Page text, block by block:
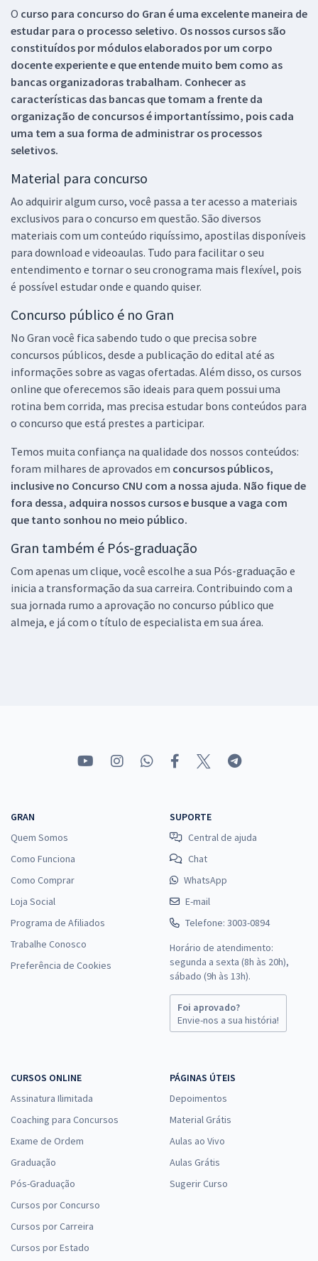
O curso para concurso do Gran é uma excelente maneira de
estudar para o processo seletivo. Os nossos cursos são
constituídos por módulos elaborados por um corpo
docente experiente e que entende muito bem como as
bancas organizadoras trabalham. Conhecer as
características das bancas que tomam a frente da
organização de concursos é importantíssimo, pois cada
uma tem a sua forma de administrar os processos
seletivos.
Material para concurso
Ao adquirir algum curso, você passa a ter acesso a materiais
exclusivos para o concurso em questão. São diversos
materiais com um conteúdo riquíssimo, apostilas disponíveis
para download e videoaulas. Tudo para facilitar o seu
entendimento e tornar o seu cronograma mais flexível, pois
é possível estudar onde e quando quiser.
Concurso público é no Gran
No Gran você fica sabendo tudo o que precisa sobre
concursos públicos, desde a publicação do edital até as
informações sobre as vagas ofertadas. Além disso, os cursos
online que oferecemos são ideais para quem possui uma
rotina bem corrida, mas precisa estudar bons conteúdos para
o concurso que está prestes a participar.
Temos muita confiança na qualidade dos nossos conteúdos:
foram milhares de aprovados em concursos públicos,
inclusive no Concurso CNU com a nossa ajuda. Não fique de
fora dessa, adquira nossos cursos e busque a vaga com
que tanto sonhou no meio público.
Gran também é Pós-graduação
Com apenas um clique, você escolhe a sua Pós-graduação e
inicia a transformação da sua carreira. Contribuindo com a
sua jornada rumo a aprovação no concurso público que
almeja, e já com o título de especialista em sua área.
GRAN
Quem Somos
Como Funciona
Como Comprar
Loja Social
Programa de Afiliados
Trabalhe Conosco
Preferência de Cookies
SUPORTE
Central de ajuda
Chat
WhatsApp
E-mail
Telefone: 3003-0894
Horário de atendimento:
segunda a sexta (8h às 20h),
sábado (9h às 13h).
Foi aprovado?
Envie-nos a sua história!
CURSOS ONLINE
Assinatura Ilimitada
Coaching para Concursos
Exame de Ordem
Graduação
Pós-Graduação
Cursos por Concurso
Cursos por Carreira
Cursos por Estado
PÁGINAS ÚTEIS
Depoimentos
Material Grátis
Aulas ao Vivo
Aulas Grátis
Sugerir Curso